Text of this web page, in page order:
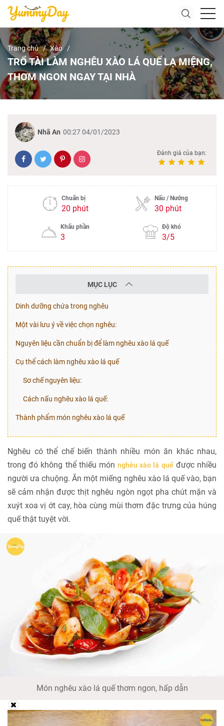
Trang chủ Xào
TRỔ TÀI LÀM NGHÊU XÀO LÁ QUẾ LẠ MIỆNG,
THƠM NGON NGAY TẠI NHÀ
Nhã An 00:27 04/01/2023
Đánh giá của bạn:
Chuẩn bị
20 phút
Nấu / Nướng
30 phút
Khẩu phần
3
Độ khó
3/5
MỤC LỤC
Dinh dưỡng chứa trong nghêu
Một vài lưu ý về việc chọn nghêu:
Nguyên liệu cần chuẩn bị để làm nghêu xào lá quế
Cụ thể cách làm nghêu xào lá quế
Sơ chế nguyên liệu:
Cách nấu nghêu xào lá quế:
Thành phẩm món nghêu xào lá quế
Nghêu có thể chế biến thành nhiều món ăn khác nhau,
trong đó không thể thiếu mónnghêu xào lá quếđược nhiều
người ưa chuộng. Ăn một miếng nghêu xào lá quế vào, bạn
sẽ cảm nhận được thịt nghêu ngòn ngọt pha chút mặn và
xuýt xoa vị ớt cay, hòa cùng mùi thơm đặc trưng của húng
quế thật tuyệt vời.
Món nghêu xào lá quế thơm ngon, hấp dẫn